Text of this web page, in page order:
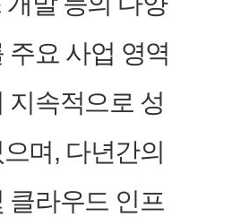
주요 사업 영역
지속적으로 성
며, 다년간의
클라우드 인프